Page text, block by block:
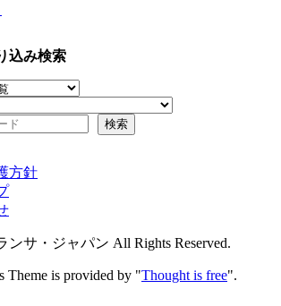
込み検索
方針
ンサ・ジャパン All Rights Reserved.
Theme is provided by "Thought is free".